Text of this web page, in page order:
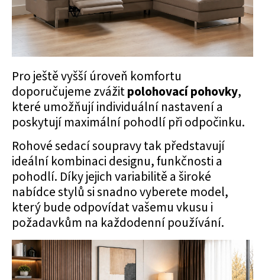
Pro ještě vyšší úroveň komfortu
doporučujeme zvážitpolohovací pohovky,
které umožňují individuální nastavení a
poskytují maximální pohodlí při odpočinku.
Rohové sedací soupravy tak představují
ideální kombinaci designu, funkčnosti a
pohodlí. Díky jejich variabilitě a široké
nabídce stylů si snadno vyberete model,
který bude odpovídat vašemu vkusu i
požadavkům na každodenní používání.